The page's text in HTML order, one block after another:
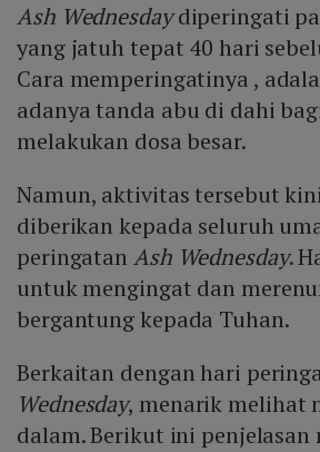
Ash Wednesdaydiperingati
yang jatuh tepat 40 hari
Cara memperingatinya ,
adanya tanda abu di dahi
melakukan dosa besar.
Namun, aktivitas tersebut
diberikan kepada seluruh
peringatan Ash Wednesday.
untuk mengingat dan
bergantung kepada Tuhan.
Berkaitan dengan hari
Wednesday, menarik melihat
dalam. Berikut ini penjelasan